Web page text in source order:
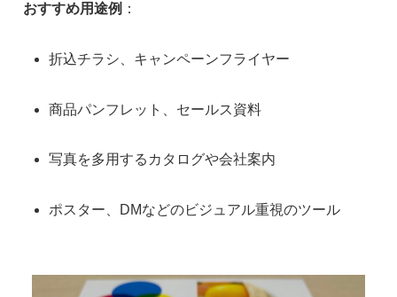
おすすめ用途例 ：
折込チラシ、キャンペーンフライヤー
商品パンフレット、セールス資料
写真を多用するカタログや会社案内
ポスター、DMなどのビジュアル重視のツール